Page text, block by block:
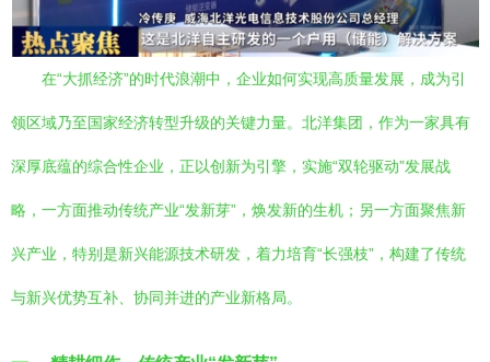
在“大抓经济”的时代浪潮中，企业如何实现高质量发展，成为引
领区域乃至国家经济转型升级的关键力量。北洋集团，作为一家具有
深厚底蕴的综合性企业，正以创新为引擎，实施“双轮驱动”发展战
略，一方面推动传统产业“发新芽”，焕发新的生机；另一方面聚焦新
兴产业，特别是新兴能源技术研发，着力培育“长强枝”，构建了传统
与新兴优势互补、协同并进的产业新格局。